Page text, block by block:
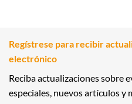
Regístrese para recibir
electrónico
Reciba actualizaciones sobre
especiales, nuevos artículos y